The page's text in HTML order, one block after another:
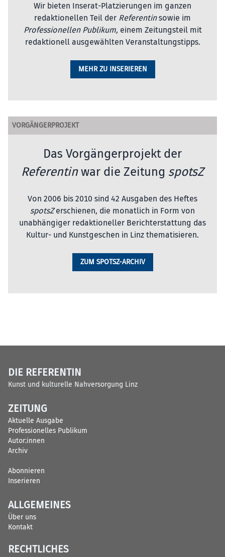
Wir bieten Inserat-Platzierungen im ganzen
redaktionellen Teil der Referentinsowie im
Professionellen Publikum, einem Zeitungsteil mit
redaktionell ausgewählten Veranstaltungstipps.
MEHR ZU INSERIEREN
VORGÄNGERPROJEKT
Das Vorgängerprojekt der
Referentinwar die Zeitung spotsZ
Von 2006 bis 2010 sind 42 Ausgaben des Heftes
spotsZerschienen, die monatlich in Form von
unabhängiger redaktioneller Berichterstattung das
Kultur- und Kunstgeschen in Linz thematisieren.
ZUM SPOTSZ-ARCHIV
DIE REFERENTIN
Kunst und kulturelle Nahversorgung Linz
ZEITUNG
Aktuelle Ausgabe
Professionelles Publikum
Autor:innen
Archiv
Abonnieren
Inserieren
ALLGEMEINES
Über uns
Kontakt
RECHTLICHES